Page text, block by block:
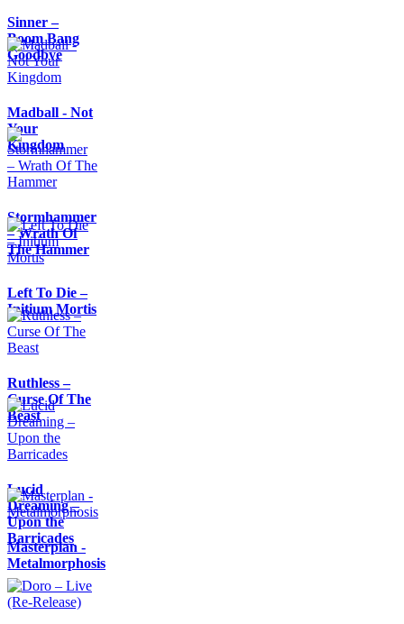
Sinner –
Boom Bang
Goodbye
Madball - Not
Your
Kingdom
Stormhammer
– Wrath Of
The Hammer
Left To Die –
Initium Mortis
Ruthless –
Curse Of The
Beast
Lucid
Dreaming –
Upon the
Barricades
Masterplan -
Metalmorphosis